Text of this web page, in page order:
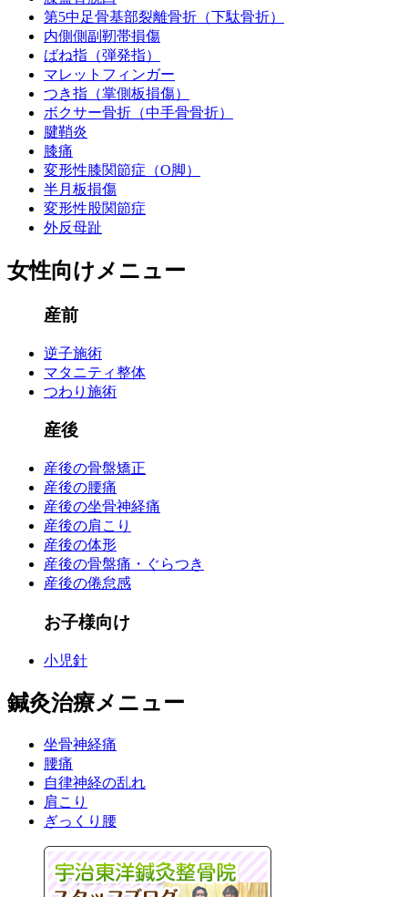
第5中足骨基部裂離骨折（下駄骨折）
内側側副靭帯損傷
ばね指（弾発指）
マレットフィンガー
つき指（掌側板損傷）
ボクサー骨折（中手骨骨折）
腱鞘炎
膝痛
変形性膝関節症（O脚）
半月板損傷
変形性股関節症
外反母趾
女性向けメニュー
産前
逆子施術
マタニティ整体
つわり施術
産後
産後の骨盤矯正
産後の腰痛
産後の坐骨神経痛
産後の肩こり
産後の体形
産後の骨盤痛・ぐらつき
産後の倦怠感
お子様向け
小児針
鍼灸治療メニュー
坐骨神経痛
腰痛
自律神経の乱れ
肩こり
ぎっくり腰